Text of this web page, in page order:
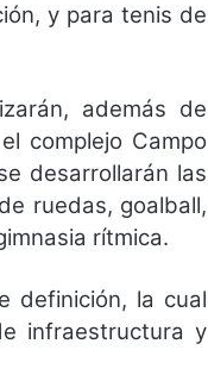
y para tenis de
además de
complejo Campo
desarrollarán las
ruedas, goalball,
rítmica.
definición, la cual
infraestructura y